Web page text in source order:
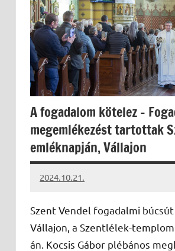
A fogadalom kötelez –
megemlékezést tartottak
emléknapján, Vállajon
2024.10.21.
kovacs.agi
Szent Vendel fogadalmi
Vállajon, a Szentlélek-
án. Kocsis Gábor plébános